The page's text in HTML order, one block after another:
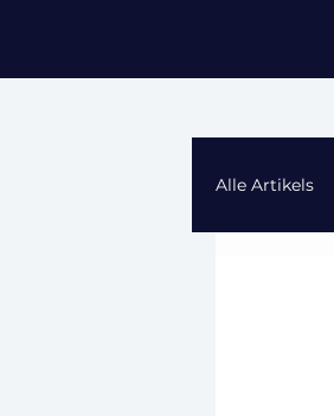
Alle Artikels